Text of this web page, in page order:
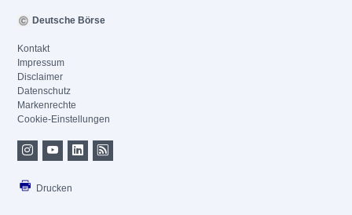
Deutsche Börse
Kontakt
Impressum
Disclaimer
Datenschutz
Markenrechte
Cookie-Einstellungen
Drucken